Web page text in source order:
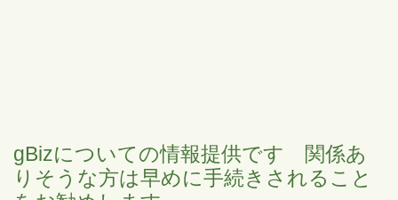
gBizについての情報提供です 関係あ
りそうな方は早めに手続きされること